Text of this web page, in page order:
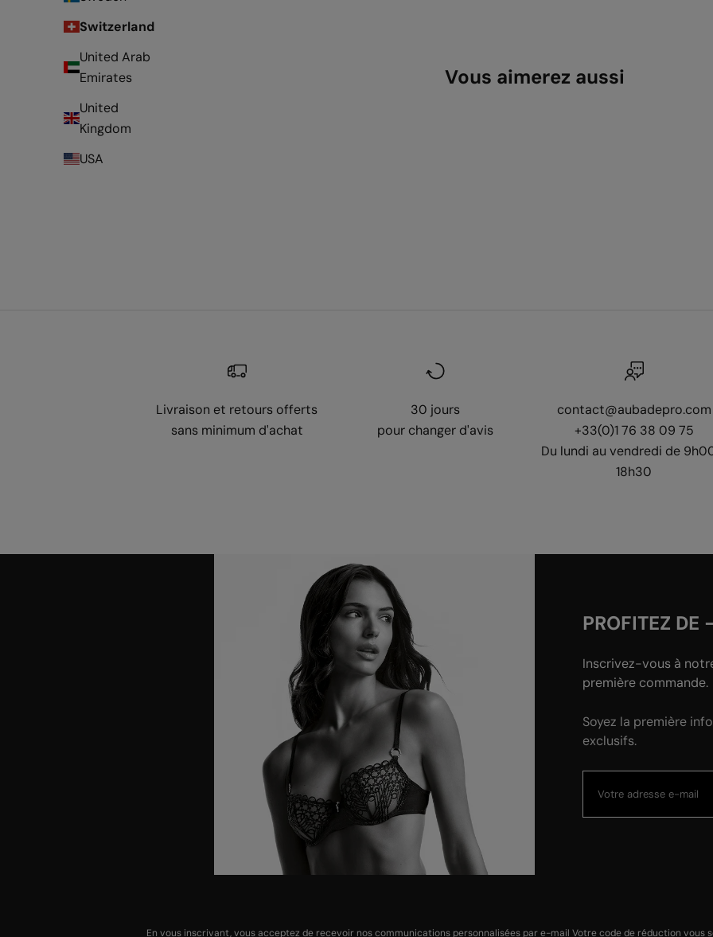
Switzerland
United Arab
Emirates
United
Kingdom
USA
Vous aimerez aussi
Livraison et retours offerts
sans minimum d'achat
30 jours
pour changer d'avis
contact@aubadepro.com
+33(0)1 76 38 09 75
Du lundi au vendredi de
18h30
PROFITEZ DE
Inscrivez-vous à
première commande.
Soyez la première
exclusifs.
En vous inscrivant, vous acceptez de recevoir nos communications personnalisées par e-mail Votre code de réduction vous